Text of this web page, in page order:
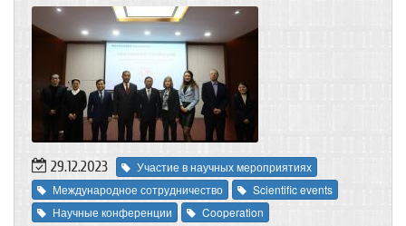
29.12.2023
Участие в научных мероприятиях
Международное сотрудничество
Scientific events
Научные конференции
Cooperation